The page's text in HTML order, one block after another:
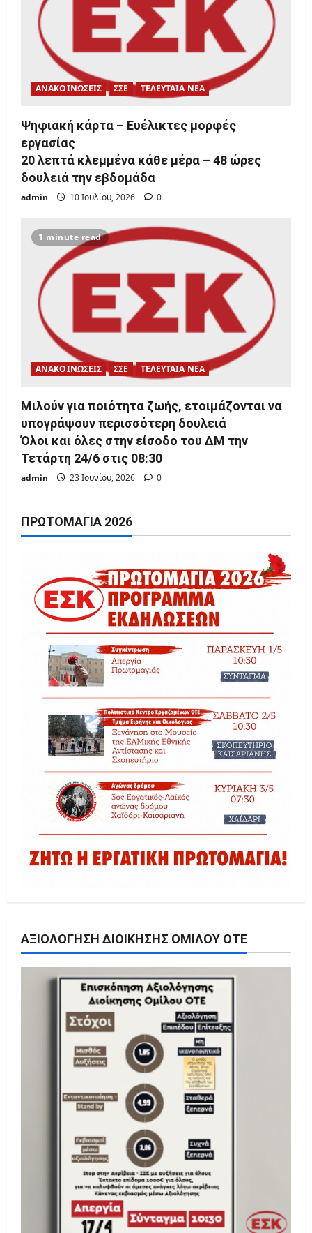
ΑΝΑΚΟΙΝΩΣΕΙΣ ΣΣΕ ΤΕΛΕΥΤΑΙΑ ΝΕΑ
Ψηφιακή κάρτα – Ευέλικτες μορφές
εργασίας
20 λεπτά κλεμμένα κάθε μέρα – 48 ώρες
δουλειά την εβδομάδα
admin 10 Ιουλίου, 2026 0
1 minute read
ΑΝΑΚΟΙΝΩΣΕΙΣ ΣΣΕ ΤΕΛΕΥΤΑΙΑ ΝΕΑ
Μιλούν για ποιότητα ζωής, ετοιμάζονται να
υπογράψουν περισσότερη δουλειά
Όλοι και όλες στην είσοδο του ΔΜ την
Τετάρτη 24/6 στις 08:30
admin 23 Ιουνίου, 2026 0
ΠΡΩΤΟΜΑΓΙΆ 2026
ΑΞΙΟΛΌΓΗΣΗ ΔΙΟΊΚΗΣΗΣ ΟΜΊΛΟΥ ΟΤΕ